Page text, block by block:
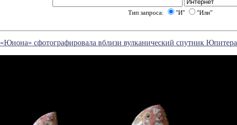
Тип запроса: "И" "Или"
«Юнона» сфотографировала вблизи вулканический спутник Юпитера